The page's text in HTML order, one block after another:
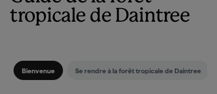
tropicale de Daintree
Bienvenue Se rendre à la forêt tropicale de Daintree